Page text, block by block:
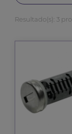
Resultado(s): 3